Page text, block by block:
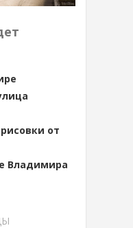
от
Владимира